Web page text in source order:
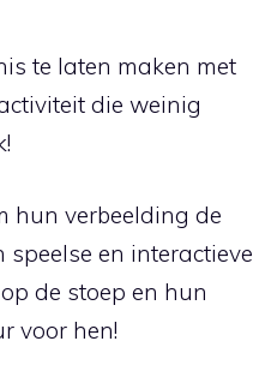
te laten maken met
die weinig
hun verbeelding de
en interactieve
de stoep en hun
voor hen!